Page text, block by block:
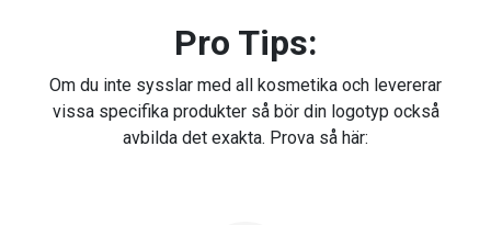
Pro Tips:
Om du inte sysslar med all kosmetika och levererar
vissa specifika produkter så bör din logotyp också
avbilda det exakta. Prova så här: